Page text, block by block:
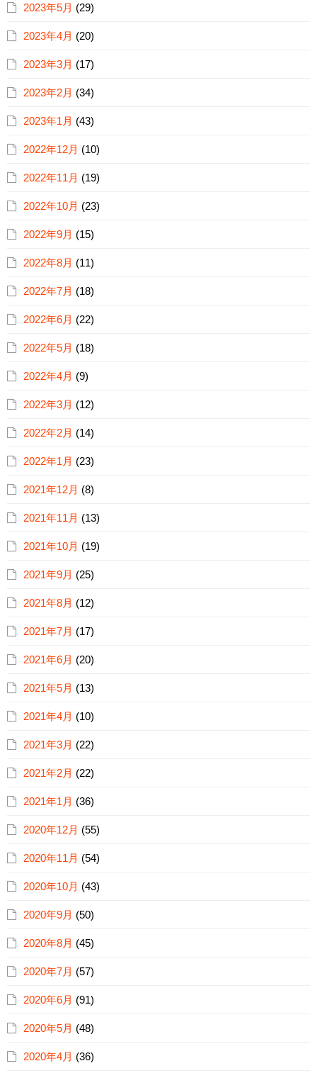
2023年5月 (29)
2023年4月 (20)
2023年3月 (17)
2023年2月 (34)
2023年1月 (43)
2022年12月 (10)
2022年11月 (19)
2022年10月 (23)
2022年9月 (15)
2022年8月 (11)
2022年7月 (18)
2022年6月 (22)
2022年5月 (18)
2022年4月 (9)
2022年3月 (12)
2022年2月 (14)
2022年1月 (23)
2021年12月 (8)
2021年11月 (13)
2021年10月 (19)
2021年9月 (25)
2021年8月 (12)
2021年7月 (17)
2021年6月 (20)
2021年5月 (13)
2021年4月 (10)
2021年3月 (22)
2021年2月 (22)
2021年1月 (36)
2020年12月 (55)
2020年11月 (54)
2020年10月 (43)
2020年9月 (50)
2020年8月 (45)
2020年7月 (57)
2020年6月 (91)
2020年5月 (48)
2020年4月 (36)